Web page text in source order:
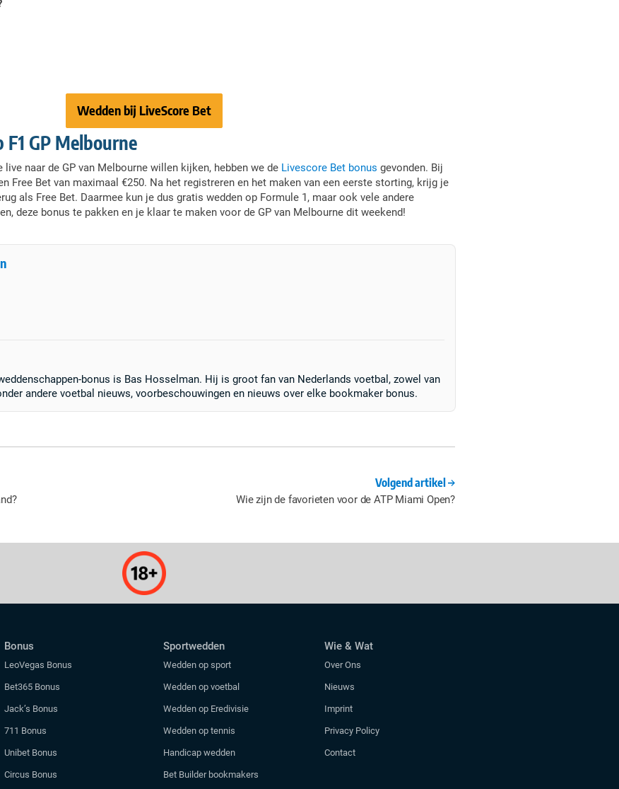
Wedden bij LiveScore Bet
GP Melbourne
naar de GP van Melbourne willen kijken, hebben we de Livescore Bet bonus gevonden. Bij
Free Bet van maximaal €250. Na het registreren en het maken van een eerste storting, krijg je
als Free Bet. Daarmee kun je dus gratis wedden op Formule 1, maar ook vele andere
deze bonus te pakken en je klaar te maken voor de GP van Melbourne dit weekend!
bonus is Bas Hosselman. Hij is groot fan van Nederlands voetbal, zowel van
andere voetbal nieuws, voorbeschouwingen en nieuws over elke bookmaker bonus.
Volgend artikel
Wie zijn de favorieten voor de ATP Miami Open?
Bonus
LeoVegas Bonus
Bet365 Bonus
Jack’s Bonus
711 Bonus
Unibet Bonus
Circus Bonus
Sportwedden
Wedden op sport
Wedden op voetbal
Wedden op Eredivisie
Wedden op tennis
Handicap wedden
Bet Builder bookmakers
Wie & Wat
Over Ons
Nieuws
Imprint
Privacy Policy
Contact